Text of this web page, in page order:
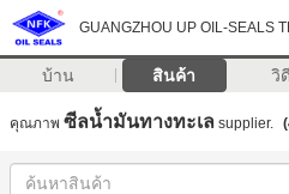
GUANGZHOU UP OIL-SEALS
บ้าน สินค้า วิ
คุณภาพ ซีลน้ำมันทางทะเล supplier.